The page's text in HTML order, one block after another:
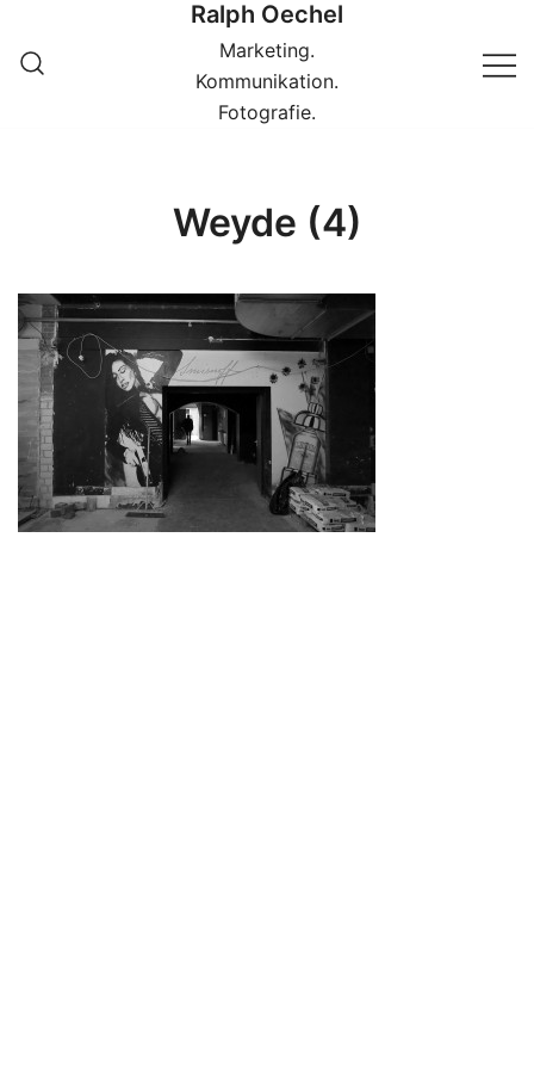
zum
Inhalt
Ralph Oechel
Marketing.
Kommunikation.
Fotografie.
Weyde (4)